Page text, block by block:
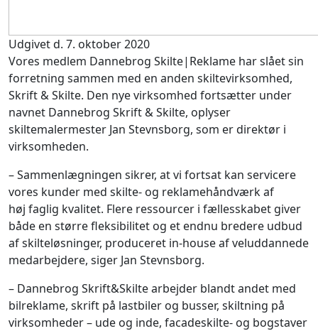
Udgivet d. 7. oktober 2020
Vores medlem Dannebrog Skilte|Reklame har slået sin
forretning sammen med en anden skiltevirksomhed,
Skrift & Skilte. Den nye virksomhed fortsætter under
navnet Dannebrog Skrift & Skilte, oplyser
skiltemalermester Jan Stevnsborg, som er direktør i
virksomheden.
– Sammenlægningen sikrer, at vi fortsat kan servicere
vores kunder med skilte- og reklamehåndværk af
høj faglig kvalitet. Flere ressourcer i fællesskabet giver
både en større fleksibilitet og et endnu bredere udbud
af skilteløsninger, produceret in-house af veluddannede
medarbejdere, siger Jan Stevnsborg.
– Dannebrog Skrift&Skilte arbejder blandt andet med
bilreklame, skrift på lastbiler og busser, skiltning på
virksomheder – ude og inde, facadeskilte- og bogstaver